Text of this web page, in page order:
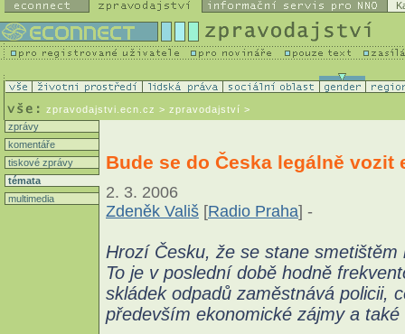
zpravodajstvi.ecn.cz > zpravodajství >
zprávy
komentáře
tiskové zprávy
témata
multimedia
Bude se do Česka legálně vozit
2. 3. 2006
Zdeněk Vališ [Radio Praha] -
Hrozí Česku, že se stane
To je v poslední době hodně
skládek odpadů zaměstnává policii,
především ekonomické zájmy a